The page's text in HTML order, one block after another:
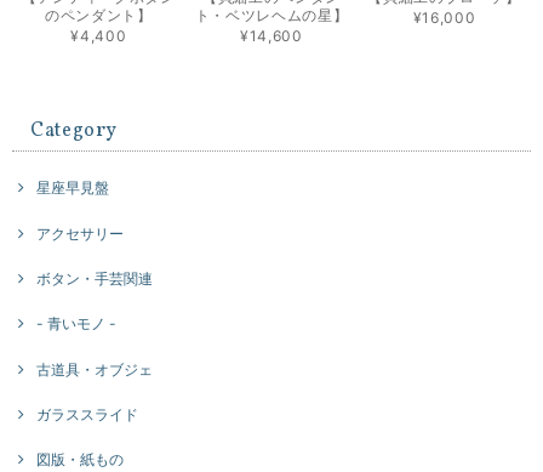
のペンダント】
¥4,400
ト・ベツレヘムの星】
¥14,600
¥16,000
Category
星座早見盤
アクセサリー
ボタン・手芸関連
- 青いモノ -
古道具・オブジェ
ガラススライド
図版・紙もの